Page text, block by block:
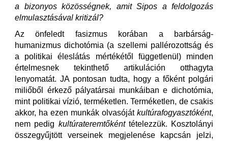
a bizonyos közösségnek, amit Sipos a feldolgozás
elmulasztásával kritizál?
Az önfeledt fasizmus korában a barbárság-
humanizmus dichotómia (a szellemi pallérozottság és
a politikai éleslátás mértékétől függetlenül) minden
értelmesnek tekinthető artikuláción otthagyta
lenyomatát. JA pontosan tudta, hogy a főként polgári
miliőből érkező pályatársai munkáiban e dichotómia,
mint politikai vízió, terméketlen. Terméketlen, de csakis
akkor, ha ezen munkák olvasóját kultúrafogyasztóként,
nem pedig kultúrateremtőkénttételezzük. Kosztolányi
összegyűjtött verseinek megjelenése kapcsán jelzi,